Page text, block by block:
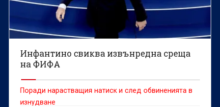
Инфантино свиква извънредна среща
на ФИФА
Поради нарастващия натиск и след обвиненията в
изнудване